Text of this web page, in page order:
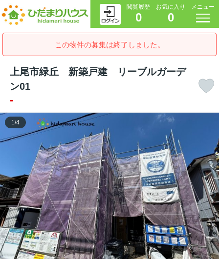
閲覧履歴
0
お気に入り
0
メニュー
この物件の募集は終了しました。
上尾市緑丘 新築戸建 リーブルガーデ
ン01
-
1/4